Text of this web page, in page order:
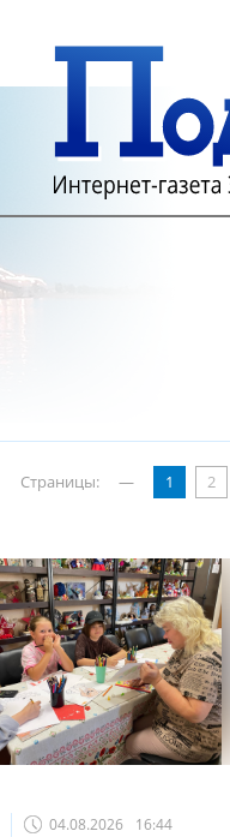
Страницы: — 1 2
04.08.2026 16:44